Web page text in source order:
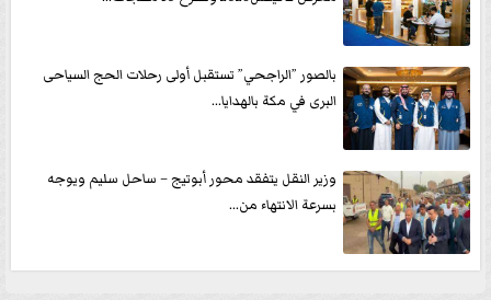
بالصور ”الراجحي” تستقبل أولى رحلات الحج السياحى
البرى في مكة بالهدايا...
وزير النقل يتفقد محور أبوتيج – ساحل سليم ويوجه
بسرعة الانتهاء من...